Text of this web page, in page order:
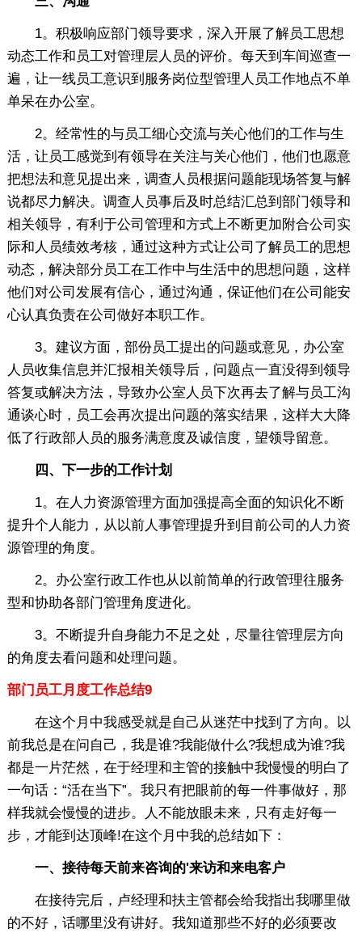
1。积极响应部门领导要求，深入开展了解员工思想
动态工作和员工对管理层人员的评价。每天到车间巡查一
遍，让一线员工意识到服务岗位型管理人员工作地点不单
单呆在办公室。
2。经常性的与员工细心交流与关心他们的工作与生
活，让员工感觉到有领导在关注与关心他们，他们也愿意
把想法和意见提出来，调查人员根据问题能现场答复与解
说都尽力解决。调查人员事后及时总结汇总到部门领导和
相关领导，有利于公司管理和方式上不断更加附合公司实
际和人员绩效考核，通过这种方式让公司了解员工的思想
动态，解决部分员工在工作中与生活中的思想问题，这样
他们对公司发展有信心，通过沟通，保证他们在公司能安
心认真负责在公司做好本职工作。
3。建议方面，部份员工提出的问题或意见，办公室
人员收集信息并汇报相关领导后，问题点一直没得到领导
答复或解决方法，导致办公室人员下次再去了解与员工沟
通谈心时，员工会再次提出问题的落实结果，这样大大降
低了行政部人员的服务满意度及诚信度，望领导留意。
四、下一步的工作计划
1。在人力资源管理方面加强提高全面的知识化不断
提升个人能力，从以前人事管理提升到目前公司的人力资
源管理的角度。
2。办公室行政工作也从以前简单的行政管理往服务
型和协助各部门管理角度进化。
3。不断提升自身能力不足之处，尽量往管理层方向
的角度去看问题和处理问题。
部门员工月度工作总结9
在这个月中我感受就是自己从迷茫中找到了方向。以
前我总是在问自己，我是谁?我能做什么?我想成为谁?我
都是一片茫然，在于经理和主管的接触中我慢慢的明白了
一句话：“活在当下”。我只有把眼前的每一件事做好，那
样我就会慢慢的进步。人不能放眼未来，只有走好每一
步，才能到达顶峰!在这个月中我的总结如下：
一、接待每天前来咨询的'来访和来电客户
在接待完后，卢经理和扶主管都会给我指出我哪里做
的不好，话哪里没有讲好。我知道那些不好的必须要改